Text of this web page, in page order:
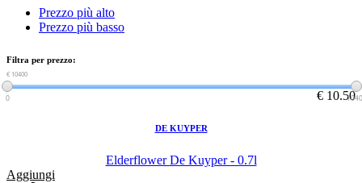
Prezzo più alto
Prezzo più basso
Filtra per prezzo:
€ 0
€ 10400
0 € 10.50
DE KUYPER
Elderflower De Kuyper - 0.7l
Aggiungi